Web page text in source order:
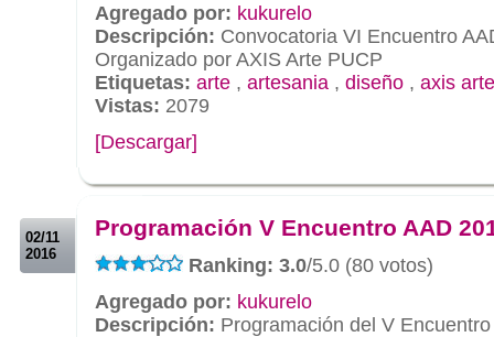
Agregado por: kukurelo
Descripción: Convocatoria VI Encuentro
Organizado por AXIS Arte PUCP
Etiquetas: arte , artesania , diseño , axis arte
Vistas: 2079
[Descargar]
02/11
2016
Programación V Encuentro AAD
Ranking: 3.0/5.0 (80 votos)
Agregado por: kukurelo
Descripción: Programación del V